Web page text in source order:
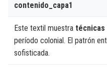
contenido_capa1
Este textil muestra técnicas
período colonial. El patrón
sofisticada.